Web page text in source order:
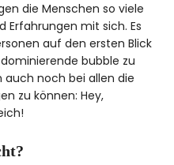
die Menschen so viele
Erfahrungen mit sich. Es
auf den ersten Blick
bubble zu
auch noch bei allen die
zu können: Hey,